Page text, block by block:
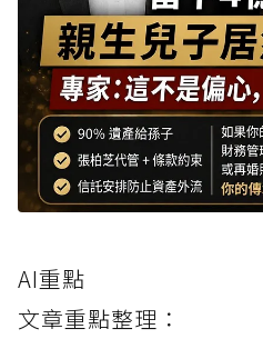
AI重點
文章重點整理：